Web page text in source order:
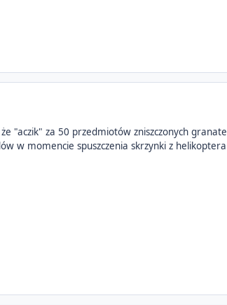
"aczik" za 50 przedmiotów zniszczonych
w momencie spuszczenia skrzynki z